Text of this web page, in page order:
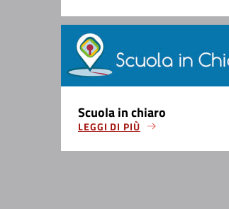
Scuola in chiaro
LEGGI DI PIÙ